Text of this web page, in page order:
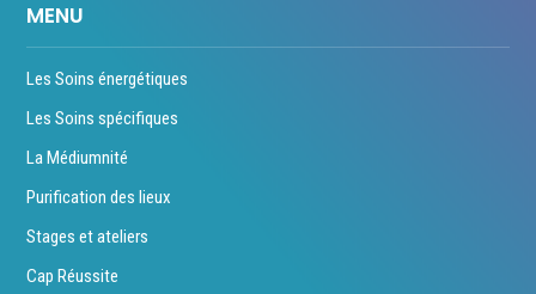
MENU
Les Soins énergétiques
Les Soins spécifiques
La Médiumnité
Purification des lieux
Stages et ateliers
Cap Réussite